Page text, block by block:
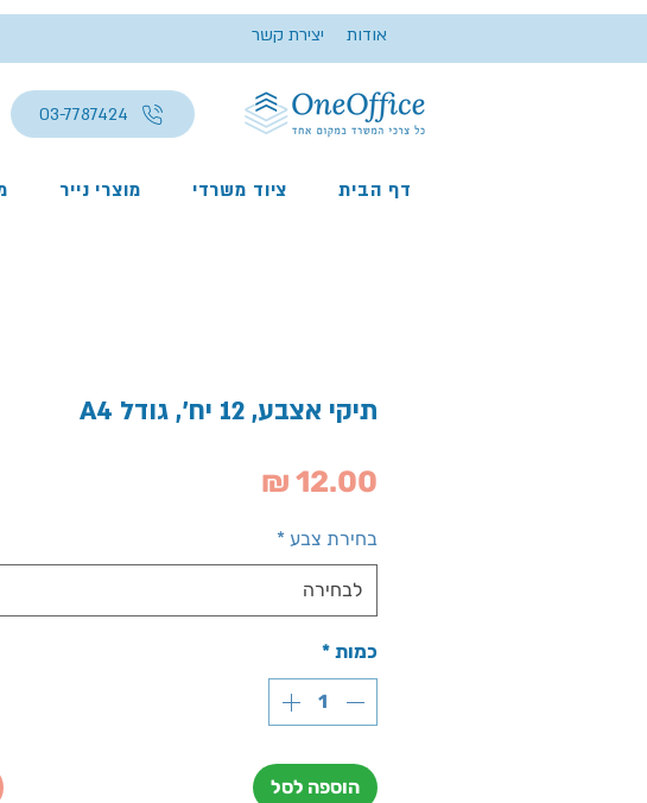
יצירת קשר אודות
03-7787424
דף הבית ציוד משרדי מוצרי נייר
תיקי אצבע, 12 יח', גודל A4
בחירת צבע *
לבחירה
כמות *
הוספה לסל